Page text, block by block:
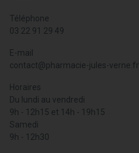
Téléphone
03 22 91 29 49
E-mail
contact@pharmacie-jules-verne.fr
Horaires
Du lundi au vendredi
9h - 12h15 et 14h - 19h15
Samedi
9h - 12h30